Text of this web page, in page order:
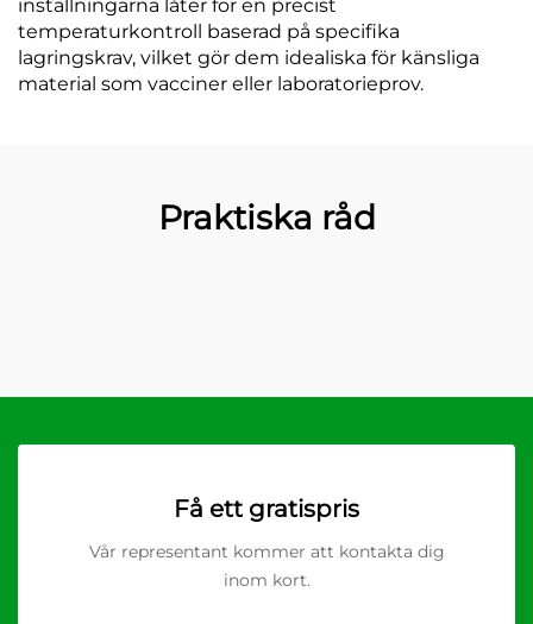
inställningarna låter för en precist
temperaturkontroll baserad på specifika
lagringskrav, vilket gör dem idealiska för känsliga
material som vacciner eller laboratorieprov.
Praktiska råd
Få ett gratispris
Vår representant kommer att kontakta dig
inom kort.